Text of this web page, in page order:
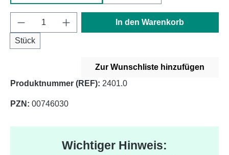
Produkt Anzahl: Gib den gewünschten
Stück
In den Warenkorb
Zur Wunschliste hinzufügen
Produktnummer (REF): 2401.0
PZN: 00746030
Wichtiger Hinweis: